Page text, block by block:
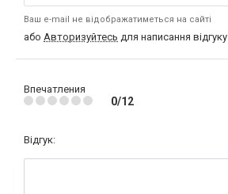
Ваш e-mail не відображатиметься на сайті
або Авторизуйтесь для написання відгуку
Впечатления
0/12
Відгук: